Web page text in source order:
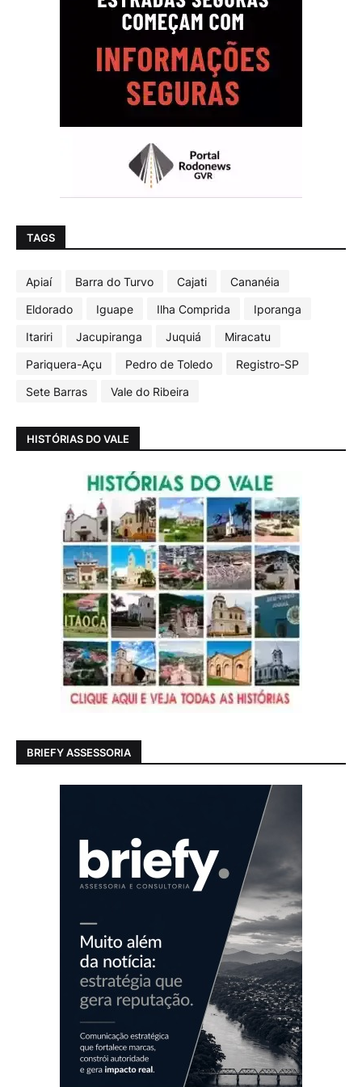
TAGS
Apiaí Barra do Turvo Cajati
Cananéia
Eldorado
Iguape Ilha Comprida
Iporanga
Itariri
Jacupiranga Juquiá
Miracatu
Pariquera-Açu
Pedro de Toledo
Registro-SP
Sete Barras
Vale do Ribeira
HISTÓRIAS DO VALE
BRIEFY ASSESSORIA